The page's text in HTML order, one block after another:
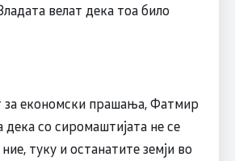
велат дека тоа било
економски прашања, Фатмир
дека со сиромаштијата не се
туку и останатите земји во